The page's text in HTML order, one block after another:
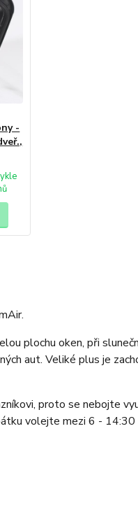
-
plochu oken, při
aut. Veliké plus je
proto se nebojte
volejte mezi 6 - 14:30